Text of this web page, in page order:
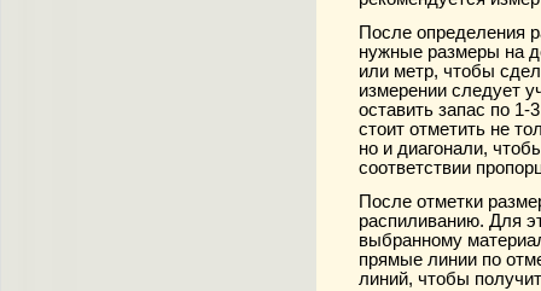
После определения
нужные размеры на
или метр, чтобы
измерении следует
оставить запас по 1-
стоит отметить не
но и диагонали,
соответствии
После отметки
распиливанию. Для
выбранному
прямые линии по
линий, чтобы